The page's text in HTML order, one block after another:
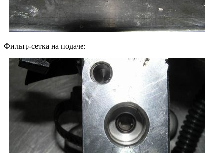
Фильтр-сетка на подаче: